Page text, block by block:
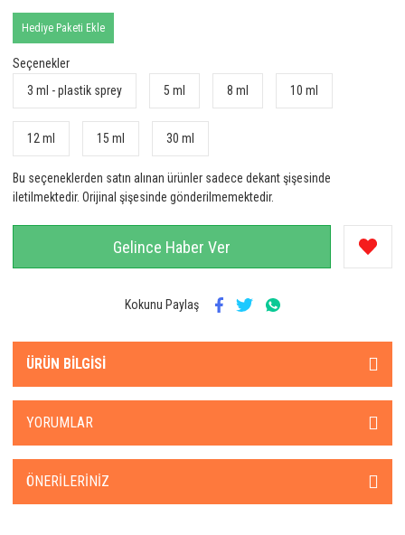
Hediye Paketi Ekle
Seçenekler
3 ml - plastik sprey
5 ml 8 ml 10 ml
12 ml 15 ml 30 ml
Bu seçeneklerden satın alınan ürünler sadece dekant şişesinde
iletilmektedir. Orijinal şişesinde gönderilmemektedir.
Gelince Haber Ver
Kokunu Paylaş
ÜRÜN BILGISI
YORUMLAR
ÖNERILERINIZ